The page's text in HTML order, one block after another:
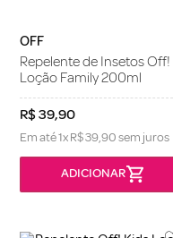
OFF
Repelente de Insetos Off!
Loção Family 200ml
R$39,90
Em até1xR$39,90sem juros